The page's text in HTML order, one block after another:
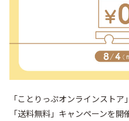
「ことりっぷオンラインストア
「送料無料」キャンペーンを開